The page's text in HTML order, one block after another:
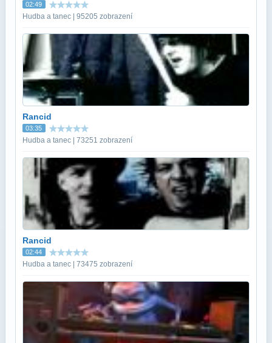
02:49
Hudba a tanec | 95205 zobrazení
Rancid
03:35
Hudba a tanec | 73251 zobrazení
Rancid
02:44
Hudba a tanec | 73475 zobrazení